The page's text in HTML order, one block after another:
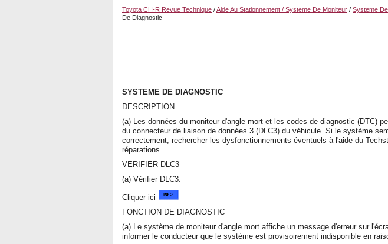
Toyota CH-R Revue Technique /Aide Au Stationnement / Systeme De Moniteur / Systeme
De Diagnostic
SYSTEME DE DIAGNOSTIC
DESCRIPTION
(a) Les données du moniteur d'angle mort et les codes de diagnostic (DTC)
du connecteur de liaison de données 3 (DLC3) du véhicule. Si le système
correctement, rechercher les dysfonctionnements éventuels à l'aide du
réparations.
VERIFIER DLC3
(a) Vérifier DLC3.
Cliquer ici
FONCTION DE DIAGNOSTIC
(a) Le système de moniteur d'angle mort affiche un message d'erreur sur
informer le conducteur que le système est provisoirement indisponible en